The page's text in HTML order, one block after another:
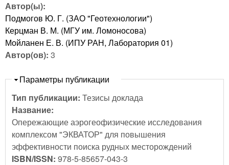
Автор(ы):
Подмогов Ю. Г. (ЗАО "Геотехнологии")
Керцман В. М. (МГУ им. Ломоносова)
Мойланен Е. В. (ИПУ РАН, Лаборатория 01)
Автор(ов): 3
Скрыть
Параметры публикации
Тип публикации: Тезисы доклада
Название:
Опережающие аэрогеофизические исследования
комплексом "ЭКВАТОР" для повышения
эффективности поиска рудных месторождений
ISBN/ISSN: 978-5-85657-043-3